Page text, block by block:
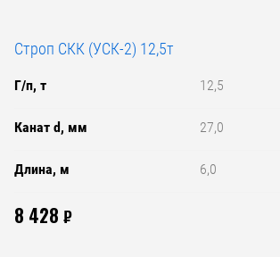
Строп СКК (УСК-2) 12,5т
Г/п, т 12,5
Канат d, мм 27,0
Длина, м 6,0
8 428 ₽